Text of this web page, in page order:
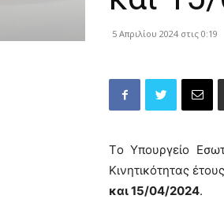
5 Απριλίου 2024 στις 0:19
Tο Υπουργείο
Κινητικότητας
και 15/04/2024.